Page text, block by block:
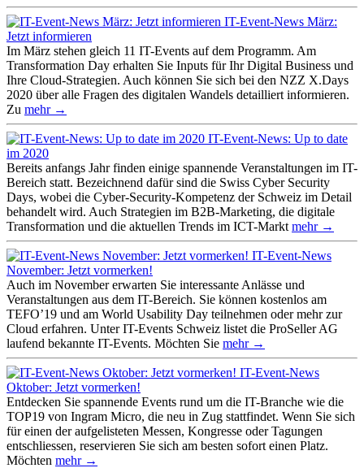
IT-Event-News März:
Jetzt informieren
Im März stehen gleich 11 IT-Events auf dem Programm. Am
Transformation Day erhalten Sie Inputs für Ihr Digital Business und
Ihre Cloud-Strategien. Auch können Sie sich bei den NZZ X.Days
2020 über alle Fragen des digitalen Wandels detailliert informieren.
Zu mehr →
IT-Event-News: Up to date
im 2020
Bereits anfangs Jahr finden einige spannende Veranstaltungen im IT-
Bereich statt. Bezeichnend dafür sind die Swiss Cyber Security
Days, wobei die Cyber-Security-Kompetenz der Schweiz im Detail
behandelt wird. Auch Strategien im B2B-Marketing, die digitale
Transformation und die aktuellen Trends im ICT-Markt mehr →
IT-Event-News
November: Jetzt vormerken!
Auch im November erwarten Sie interessante Anlässe und
Veranstaltungen aus dem IT-Bereich. Sie können kostenlos am
TEFO’19 und am World Usability Day teilnehmen oder mehr zur
Cloud erfahren. Unter IT-Events Schweiz listet die ProSeller AG
laufend bekannte IT-Events. Möchten Sie mehr →
IT-Event-News
Oktober: Jetzt vormerken!
Entdecken Sie spannende Events rund um die IT-Branche wie die
TOP19 von Ingram Micro, die neu in Zug stattfindet. Wenn Sie sich
für einen der aufgelisteten Messen, Kongresse oder Tagungen
entschliessen, reservieren Sie sich am besten sofort einen Platz.
Möchten mehr →